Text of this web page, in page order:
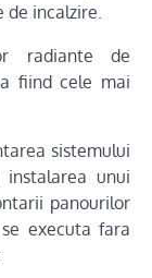
de incalzire.
radiante de
fiind cele mai
sistemului
unui
panourilor
executa fara